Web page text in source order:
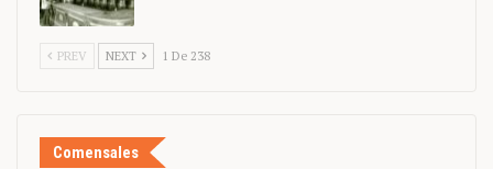
PREV NEXT 1 De 238
Comensales